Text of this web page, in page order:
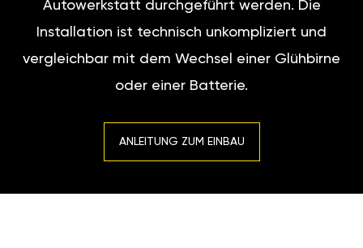
Autowerkstatt durchgeführt werden. Die
Installation ist technisch unkompliziert und
vergleichbar mit dem Wechsel einer Glühbirne
oder einer Batterie.
ANLEITUNG ZUM EINBAU